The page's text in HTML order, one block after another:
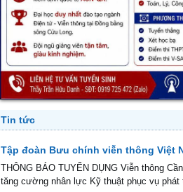
Tin tức
Tập đoàn Bưu chính viễn thông Việt
THÔNG BÁO TUYỂN DỤNG Viễn thông
tăng cường nhân lực Kỹ thuật phục vụ phát